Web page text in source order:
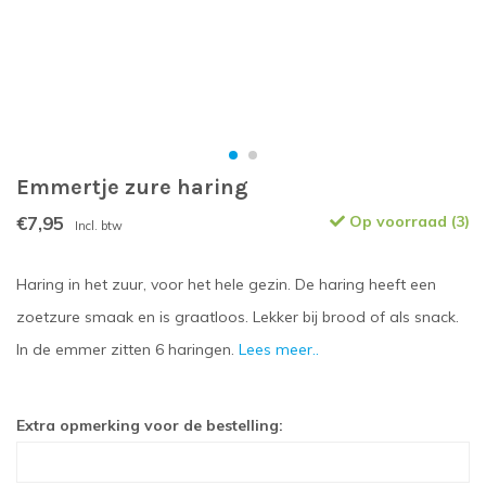
Emmertje zure haring
€7,95 Incl. btw Op voorraad (3)
Haring in het zuur, voor het hele gezin. De haring heeft een
zoetzure smaak en is graatloos. Lekker bij brood of als snack.
In de emmer zitten 6 haringen. Lees meer..
Extra opmerking voor de bestelling: